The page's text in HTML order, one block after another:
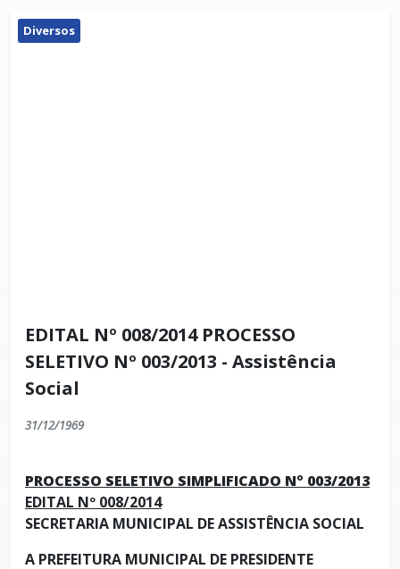
Diversos
EDITAL Nº 008/2014 PROCESSO
SELETIVO Nº 003/2013 - Assistência
Social
31/12/1969
PROCESSO SELETIVO SIMPLIFICADO Nº 003/2013
EDITAL Nº 008/2014
SECRETARIA MUNICIPAL DE ASSISTÊNCIA SOCIAL
A PREFEITURA MUNICIPAL DE PRESIDENTE